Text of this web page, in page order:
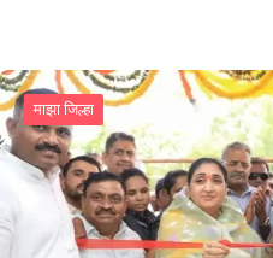
माझा जिल्हा